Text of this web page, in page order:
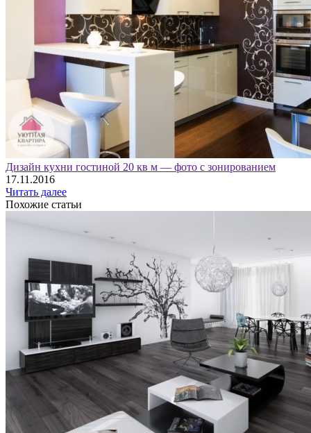
Дизайн кухни гостиной 20 кв м — фото с зонированием
17.11.2016
Читать далее
Похожие статьи